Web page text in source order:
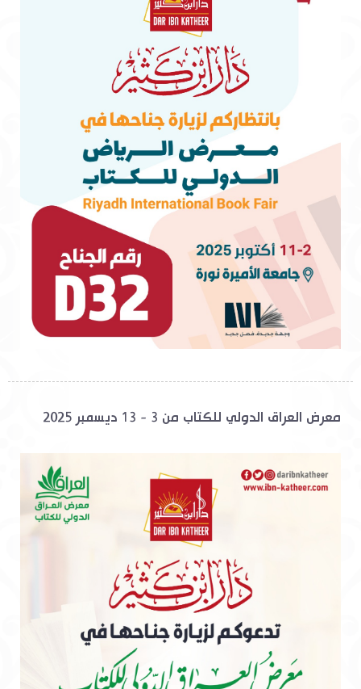
معرض العراق الدولي للكتاب من 3 - 13 ديسمبر 2025